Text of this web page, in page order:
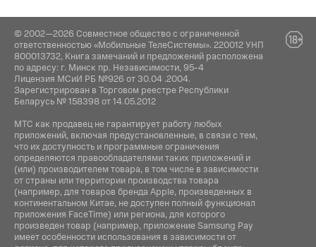
© 2002—2026 Совместное общество с ограниченной
ответственностью «Мобильные ТелеСистемы». 220012 УНП
800013732, Книга замечаний и предложений расположена
по адресу: г. Минск пр. Независимости, 95-4
Лицензия МСиИ РБ №926 от 30.04 .2004.
Зарегистрирован в Торговом реестре Республики
Беларусь № 158398 от 14.05.2012
МТС как продавец не гарантирует работу любых
приложений, включая предустановленные, в связи с тем,
что их доступность и программные ограничения
определяются правообладателями таких приложений и
(или) производителем товара, в том числе в зависимости
от страны или территории производства товара
(например, для товаров бренда Apple, произведенных в
континентальном Китае, не доступен полный функционал
приложения FaceTime) или региона, для которого
произведен товар (например, приложение Samsung Pay
имеет особенности использования в зависимости от